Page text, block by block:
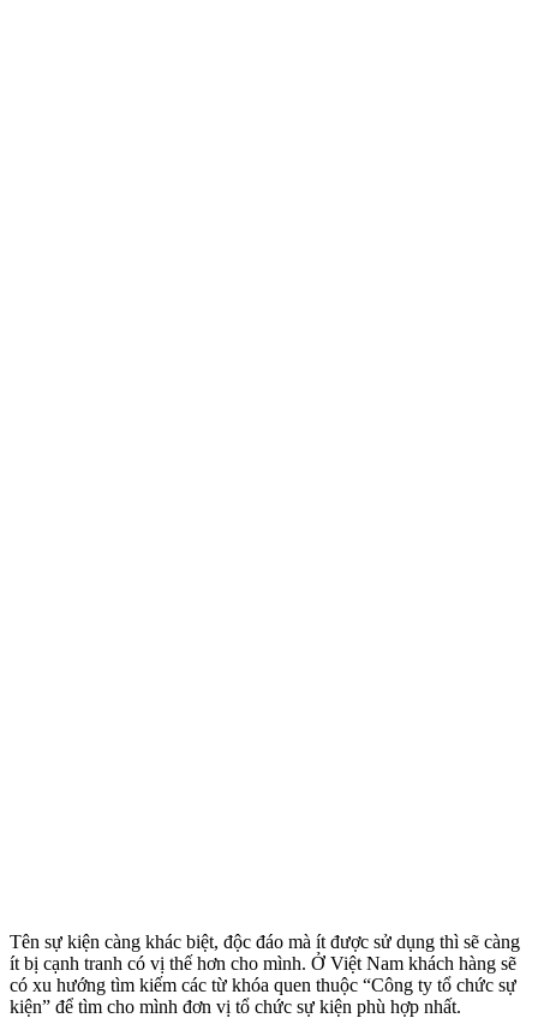
Tên sự kiện càng khác biệt, độc đáo mà ít được sử dụng thì sẽ càng
ít bị cạnh tranh có vị thế hơn cho mình. Ở Việt Nam khách hàng sẽ
có xu hướng tìm kiếm các từ khóa quen thuộc “Công ty tổ chức sự
kiện” để tìm cho mình đơn vị tổ chức sự kiện phù hợp nhất.